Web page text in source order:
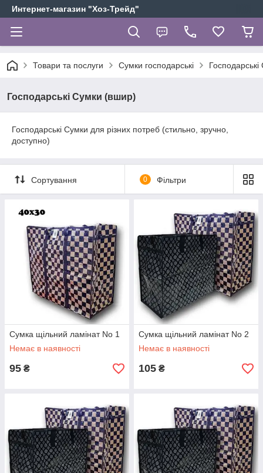
Интернет-магазин "Хоз-Трейд"
Товари та послуги Сумки господарські
Господарські Сумки (вшир)
Господарські Сумки для різних потреб (стильно, зручно,
доступно)
Сортування 0 Фільтри
Сумка щільний ламінат No 1
Немає в наявності
95 ₴
Сумка щільний ламінат No 2
Немає в наявності
105 ₴